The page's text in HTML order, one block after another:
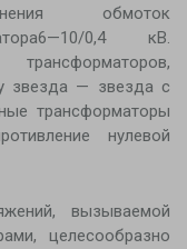
обмоток
0,4 кВ.
трансформаторов,
звезда — звезда с
трансформаторы
нулевой
вызываемой
целесообразно